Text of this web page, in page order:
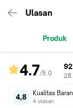
Ulasan
Produk
4.7/5.0
rating
4.7
28
4,8 Kualitas
4 ulasan